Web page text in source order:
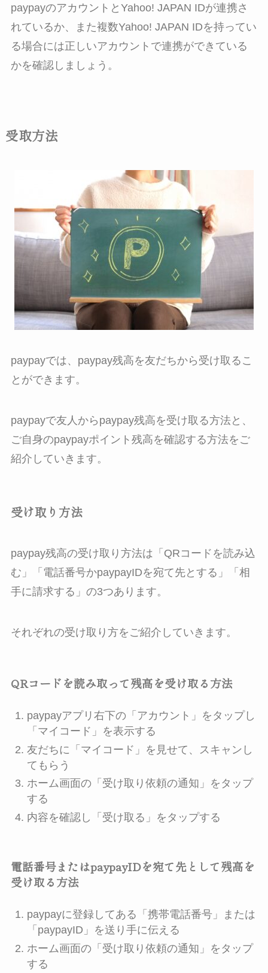
paypayのアカウントとYahoo! JAPAN IDが連携さ
れているか、また複数Yahoo! JAPAN IDを持ってい
る場合には正しいアカウントで連携ができている
かを確認しましょう。
受取方法
paypayでは、paypay残高を友だちから受け取るこ
とができます。
paypayで友人からpaypay残高を受け取る方法と、
ご自身のpaypayポイント残高を確認する方法をご
紹介していきます。
受け取り方法
paypay残高の受け取り方法は「QRコードを読み込
む」「電話番号かpaypayIDを宛て先とする」「相
手に請求する」の3つあります。
それぞれの受け取り方をご紹介していきます。
QRコードを読み取って残高を受け取る方法
paypayアプリ右下の「アカウント」をタップし
「マイコード」を表示する
友だちに「マイコード」を見せて、スキャンし
てもらう
ホーム画面の「受け取り依頼の通知」をタップ
する
内容を確認し「受け取る」をタップする
電話番号またはpaypayIDを宛て先として残高を
受け取る方法
paypayに登録してある「携帯電話番号」または
「paypayID」を送り手に伝える
ホーム画面の「受け取り依頼の通知」をタップ
する